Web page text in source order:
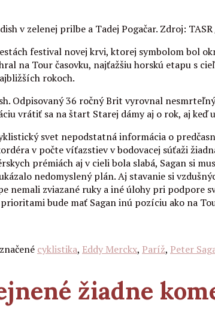
v zelenej prilbe a Tadej Pogačar. Zdroj: TASR
festival novej krvi, ktorej symbolom bol
na Tour časovku, najťažšiu horskú etapu s
rokoch.
Odpisovaný 36 ročný Brit vyrovnal
vrátiť sa na štart Starej dámy aj o rok, aj keď
svet nepodstatná informácia o
v počte víťazstiev v bodovacej súťaži
prémiách aj v cieli bola slabá, Sagan si
nedomyslený plán. Aj stavanie si
nemali zviazané ruky a iné úlohy pri
bude mať Sagan inú pozíciu ako na
cyklistika, Eddy Merckx, Paríž, Peter
žiadne